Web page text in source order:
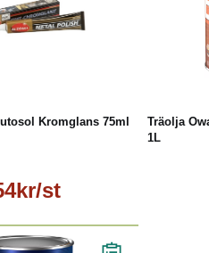
Kromglans 75ml
st
Träolja
1L